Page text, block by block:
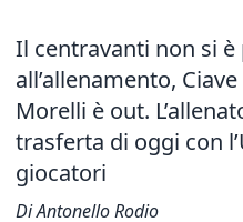
Il centravanti non si
all’allenamento,
Morelli è out.
trasferta di oggi con
giocatori
Di Antonello Rodio